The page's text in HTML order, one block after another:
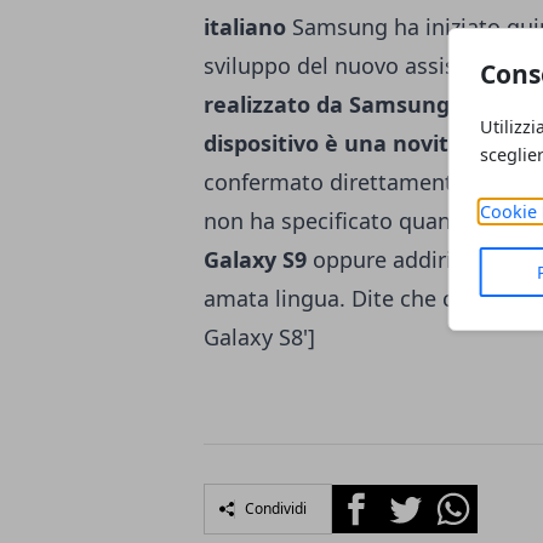
Cookie
italiano Samsung ha iniziato
sviluppo del nuovo assistente
realizzato da Samsung la
dispositivo è una novità non di
confermato direttamente che
non ha specificato quando.
Galaxy S9 oppure addirittura
amata lingua. Dite che ci sono
Galaxy S8']
Condividi FacebookTwitterWhatsapp